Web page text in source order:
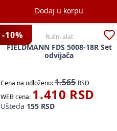
Dodaj u korpu
-10% Ručni alat
FIELDMANN FDS 5008-18R Set
odvijača
Cena na odloženo:1.565 RSD
WEB cena: 1.410 RSD
Ušteda 155 RSD